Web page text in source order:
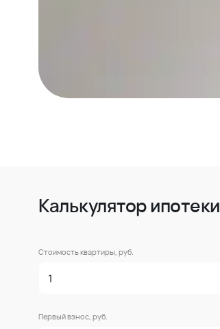
Калькулятор ипотеки
Стоимость квартиры, руб.
Первый взнос, руб.